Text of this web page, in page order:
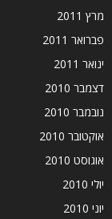
מרץ 2011
פברואר 2011
ינואר 2011
דצמבר 2010
נובמבר 2010
אוקטובר 2010
אוגוסט 2010
יולי 2010
יוני 2010